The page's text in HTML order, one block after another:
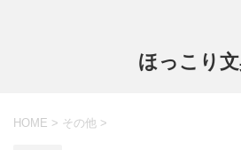
ほっこり
HOME > その他 >